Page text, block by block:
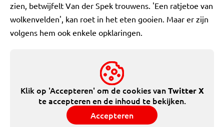
zien, betwijfelt Van der Spek trouwens. 'Een ratjetoe van
wolkenvelden', kan roet in het eten gooien. Maar er zijn
volgens hem ook enkele opklaringen.
Klik op 'Accepteren' om de cookies vanTwitter X
te accepteren en de inhoud te bekijken.
Accepteren